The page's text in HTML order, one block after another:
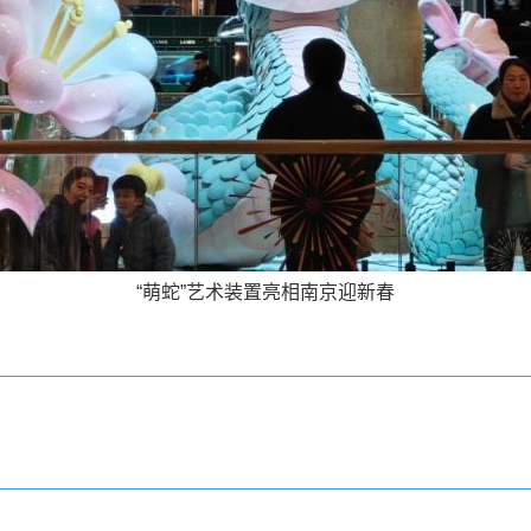
“萌蛇”艺术装置亮相南京迎新春